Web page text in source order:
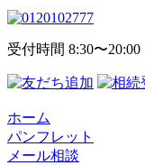
受付時間 8:30〜
ホーム
パンフレット
メール相談